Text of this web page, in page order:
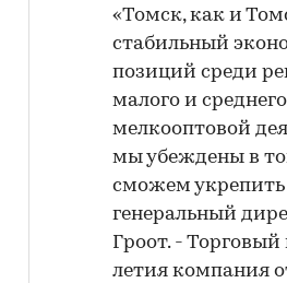
«Томск, как и
стабильный
позиций среди
малого и
мелкооптовой
мы убеждены в
сможем
генеральный
Гроот. - Торговый
летия компания